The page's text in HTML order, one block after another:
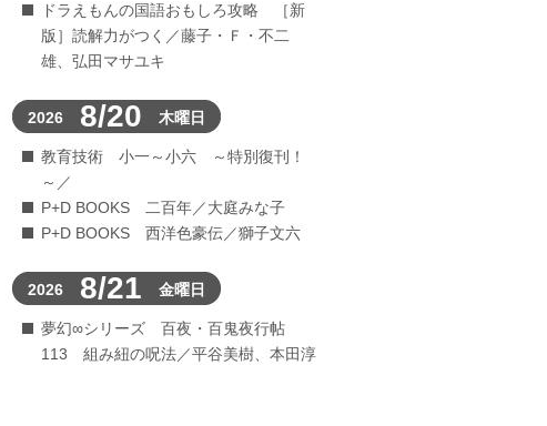
ドラえもんの国語おもしろ攻略 ［新
版］読解力がつく／藤子・Ｆ・不二
雄、弘田マサユキ
2026 8/20 木曜日
教育技術 小一～小六 ～特別復刊！
～／
P+D BOOKS 二百年／大庭みな子
P+D BOOKS 西洋色豪伝／獅子文六
2026 8/21 金曜日
夢幻∞シリーズ 百夜・百鬼夜行帖
113 組み紐の呪法／平谷美樹、本田淳